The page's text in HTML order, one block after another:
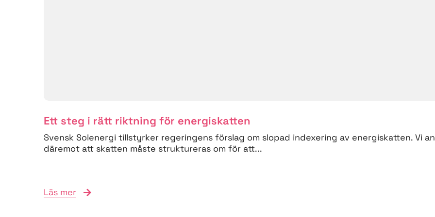
Ett steg i rätt riktning för energiskatten
Svensk Solenergi tillstyrker regeringens förslag om slopad indexering av energiskatten. Vi
däremot att skatten måste struktureras om för att...
Läs mer